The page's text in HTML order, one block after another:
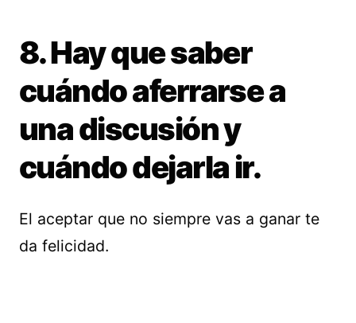
8. Hay que saber
cuándo aferrarse a
una discusión y
cuándo dejarla ir.
El aceptar que no siempre vas a ganar te
da felicidad.